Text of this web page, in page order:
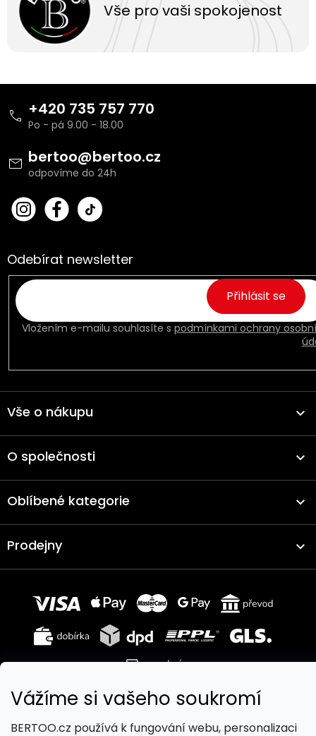
Vážíme si vašeho soukromí
BERTOO.cz používá k fungování webu, personalizaci
Vše pro vaši spokojenost
bertoo@bertoo.cz
+420 735 757 770
bert
oo_
Fac
ebo
Odebírat newsletter
Vložením e-mailu souhlasíte s podmínkami ochrany
Přihlásit se
Vše o nákupu
O společnosti
Oblíbené kategorie
Prodejny
Upravit nastavení cookies